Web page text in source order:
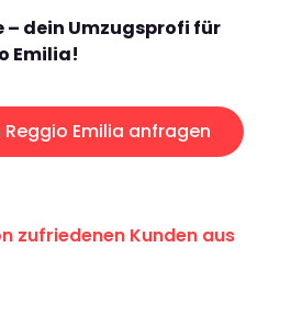
– dein Umzugsprofi für
Emilia!
Emilia anfragen
zufriedenen Kunden aus